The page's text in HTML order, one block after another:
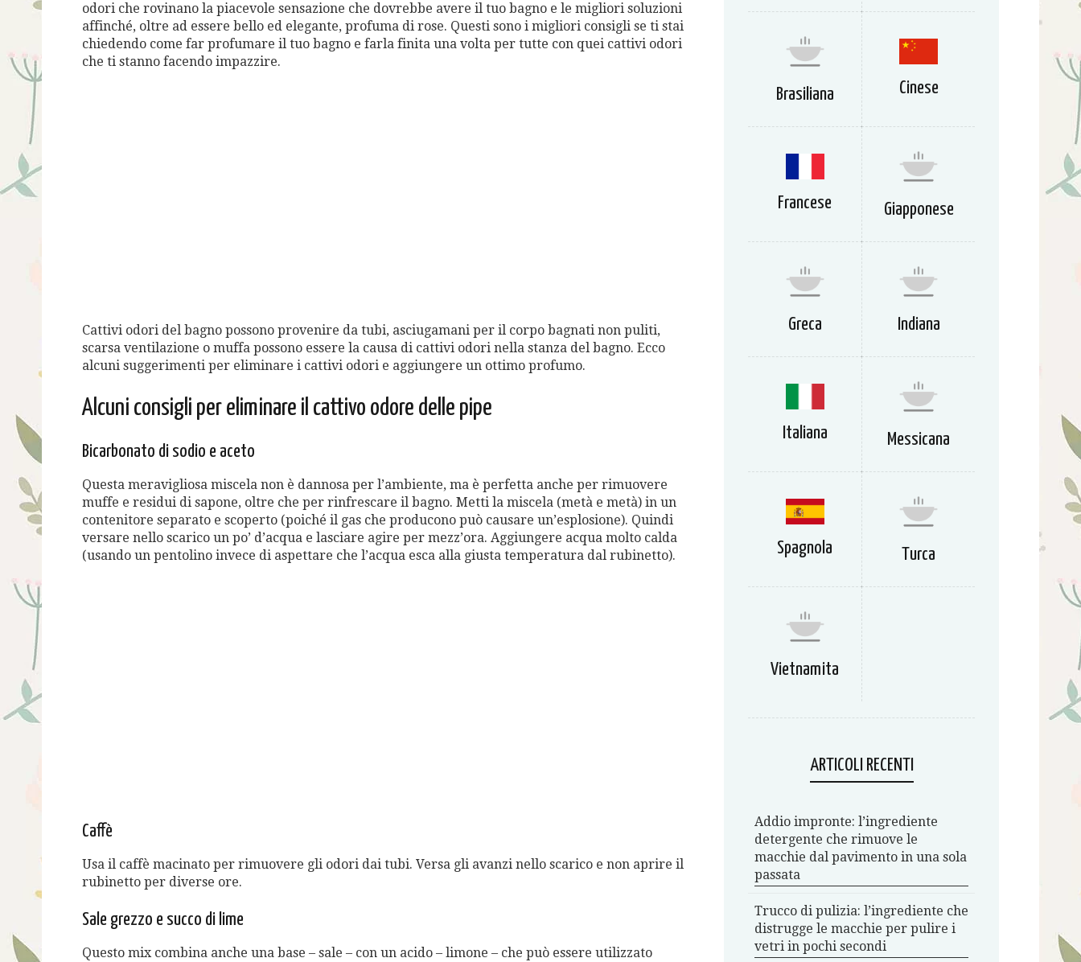
odori che rovinano la piacevole sensazione che dovrebbe avere il tuo bagno e le migliori soluzioni
affinché, oltre ad essere bello ed elegante, profuma di rose. Questi sono i migliori consigli se ti stai
chiedendo come far profumare il tuo bagno e farla finita una volta per tutte con quei cattivi odori
che ti stanno facendo impazzire.
Cattivi odori del bagno possono provenire da tubi, asciugamani per il corpo bagnati non puliti,
scarsa ventilazione o muffa possono essere la causa di cattivi odori nella stanza del bagno. Ecco
alcuni suggerimenti per eliminare i cattivi odori e aggiungere un ottimo profumo.
Alcuni consigli per eliminare il cattivo odore delle pipe
Bicarbonato di sodio e aceto
Questa meravigliosa miscela non è dannosa per l’ambiente, ma è perfetta anche per rimuovere
muffe e residui di sapone, oltre che per rinfrescare il bagno. Metti la miscela (metà e metà) in un
contenitore separato e scoperto (poiché il gas che producono può causare un’esplosione). Quindi
versare nello scarico un po’ d’acqua e lasciare agire per mezz’ora. Aggiungere acqua molto calda
(usando un pentolino invece di aspettare che l’acqua esca alla giusta temperatura dal rubinetto).
Caffè
Usa il caffè macinato per rimuovere gli odori dai tubi. Versa gli avanzi nello scarico e non aprire il
rubinetto per diverse ore.
Sale grezzo e succo di lime
Questo mix combina anche una base – sale – con un acido – limone – che può essere utilizzato
Brasiliana Cinese
Francese Giapponese
Greca Indiana
Italiana Messicana
Spagnola Turca
Vietnamita
ARTICOLI RECENTI
Addio impronte: l’ingrediente
detergente che rimuove le
macchie dal pavimento in una sola
passata
Trucco di pulizia: l’ingrediente che
distrugge le macchie per pulire i
vetri in pochi secondi